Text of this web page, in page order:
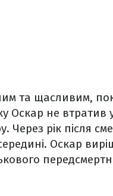
та щасливим,
Оскар не
Через рік після
Оскар